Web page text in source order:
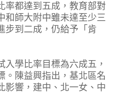
率都達到五成，教育部對
和師大附中雖未達至少三
步到二成，仍給予「肯
入學比率目標為六成五，
。陳益興指出，基北區名
影響，建中、北一女、中